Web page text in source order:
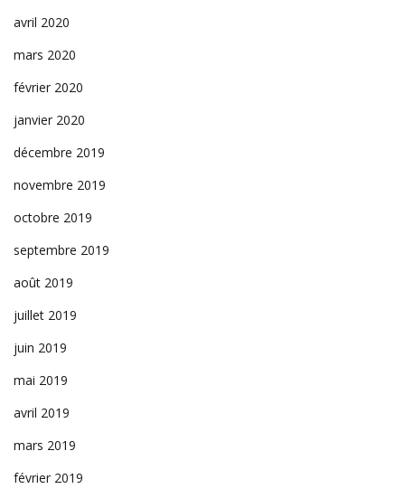
avril 2020
mars 2020
février 2020
janvier 2020
décembre 2019
novembre 2019
octobre 2019
septembre 2019
août 2019
juillet 2019
juin 2019
mai 2019
avril 2019
mars 2019
février 2019